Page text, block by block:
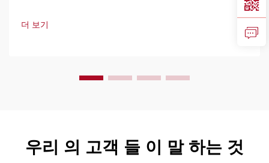
사용 편의성, 가동 중단 최소화로 신뢰를 받고 있습니다. 전문
가 지원과 빠른 서비스를 제공합니다. 견적 요청을 지금 해보
세요.
더 보기
우리 의 고객 들 이 말 하는 것